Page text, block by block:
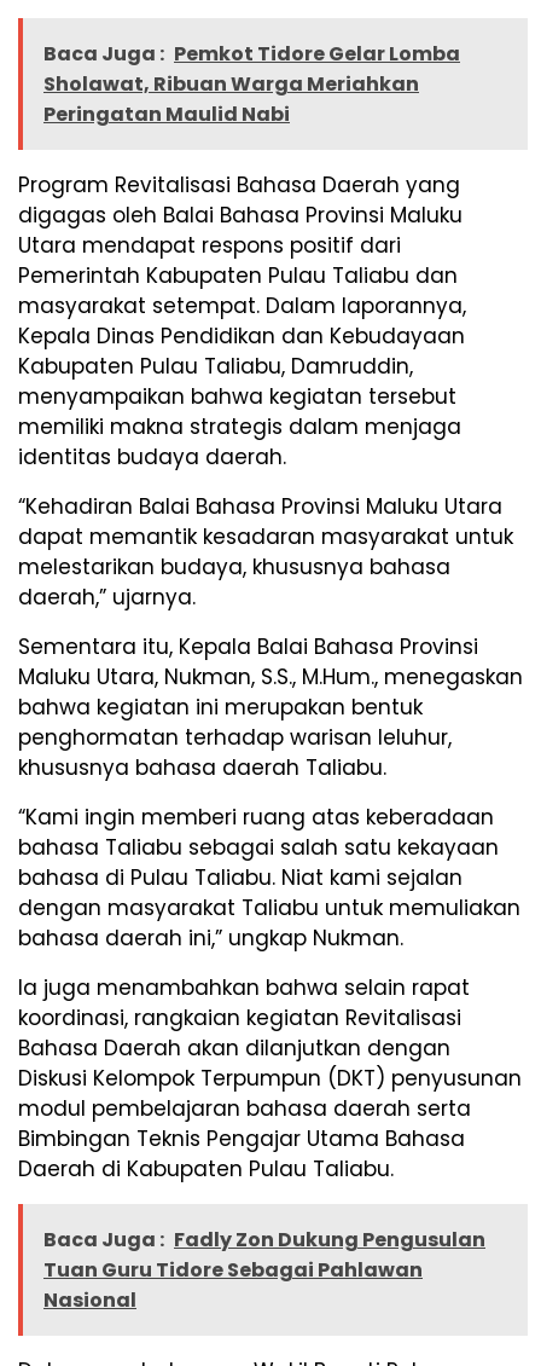
Baca Juga : Pemkot Tidore Gelar Lomba
Sholawat, Ribuan Warga Meriahkan
Peringatan Maulid Nabi
Program Revitalisasi Bahasa Daerah yang
digagas oleh Balai Bahasa Provinsi Maluku
Utara mendapat respons positif dari
Pemerintah Kabupaten Pulau Taliabu dan
masyarakat setempat. Dalam laporannya,
Kepala Dinas Pendidikan dan Kebudayaan
Kabupaten Pulau Taliabu, Damruddin,
menyampaikan bahwa kegiatan tersebut
memiliki makna strategis dalam menjaga
identitas budaya daerah.
“Kehadiran Balai Bahasa Provinsi Maluku Utara
dapat memantik kesadaran masyarakat untuk
melestarikan budaya, khususnya bahasa
daerah,” ujarnya.
Sementara itu, Kepala Balai Bahasa Provinsi
Maluku Utara, Nukman, S.S., M.Hum., menegaskan
bahwa kegiatan ini merupakan bentuk
penghormatan terhadap warisan leluhur,
khususnya bahasa daerah Taliabu.
“Kami ingin memberi ruang atas keberadaan
bahasa Taliabu sebagai salah satu kekayaan
bahasa di Pulau Taliabu. Niat kami sejalan
dengan masyarakat Taliabu untuk memuliakan
bahasa daerah ini,” ungkap Nukman.
Ia juga menambahkan bahwa selain rapat
koordinasi, rangkaian kegiatan Revitalisasi
Bahasa Daerah akan dilanjutkan dengan
Diskusi Kelompok Terpumpun (DKT) penyusunan
modul pembelajaran bahasa daerah serta
Bimbingan Teknis Pengajar Utama Bahasa
Daerah di Kabupaten Pulau Taliabu.
Baca Juga : Fadly Zon Dukung Pengusulan
Tuan Guru Tidore Sebagai Pahlawan
Nasional